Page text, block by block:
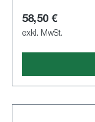
58,50 €
exkl. MwSt.